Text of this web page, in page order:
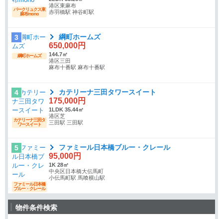
パークリュクス東
麻布mono
港区東麻布
赤羽橋駅 神谷町駅
3
綱町ホームズ
綱町ホームズ
650,000円
144.7㎡
港区三田
麻布十番駅 麻布十番駅
4
カテリーナ三田タ
ワースイート
カテリーナ三田タワースイート
175,000円
1LDK 35.44㎡
港区芝
三田駅 三田駅
5
ファミール日本橋
ブルー・クレール
ファミール日本橋ブルー・クレール
95,000円
1K 28㎡
中央区日本橋大伝馬町
小伝馬町駅 馬喰横山駅
物件条件検索